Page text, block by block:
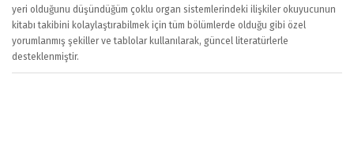
yeri olduğunu düşündüğüm çoklu organ sistemlerindeki ilişkiler okuyucunun
kitabı takibini kolaylaştırabilmek için tüm bölümlerde olduğu gibi özel
yorumlanmış şekiller ve tablolar kullanılarak, güncel literatürlerle
desteklenmiştir.